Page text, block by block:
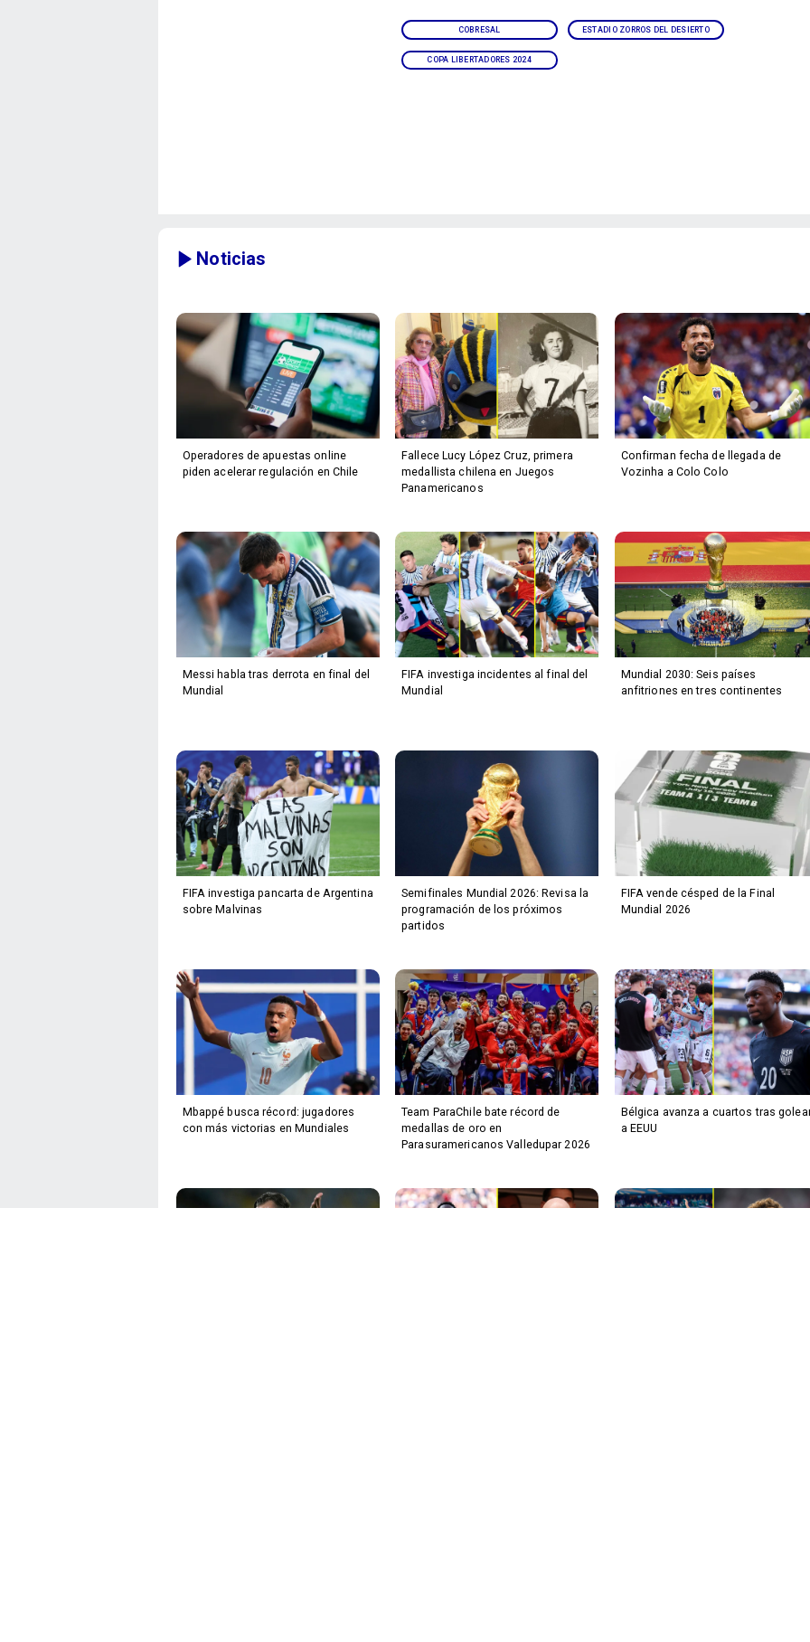
COBRESAL ESTADIO ZORROS DEL DESIERTO
COPA LIBERTADORES 2024
Noticias
Operadores de apuestas online
piden acelerar regulación en Chile
Fallece Lucy López Cruz, primera
medallista chilena en Juegos
Panamericanos
Confirman fecha de llegada de
Vozinha a Colo Colo
Messi habla tras derrota en final del
Mundial
FIFA investiga incidentes al final del
Mundial
Mundial 2030: Seis países
anfitriones en tres continentes
FIFA investiga pancarta de Argentina
sobre Malvinas
Semifinales Mundial 2026: Revisa la
programación de los próximos
partidos
FIFA vende césped de la Final
Mundial 2026
Mbappé busca récord: jugadores
con más victorias en Mundiales
Team ParaChile bate récord de
medallas de oro en
Parasuramericanos Valledupar 2026
Bélgica avanza a cuartos tras
a EEUU